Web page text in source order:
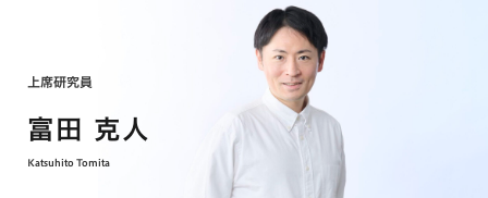
上席研究員
富田 克人
Katsuhito Tomita